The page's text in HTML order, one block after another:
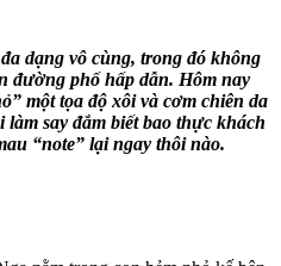
dạng vô cùng, trong đó không
đường phố hấp dẫn. Hôm nay
một tọa độ xôi và cơm chiên da
làm say đắm biết bao thực khách
“note” lại ngay thôi nào.